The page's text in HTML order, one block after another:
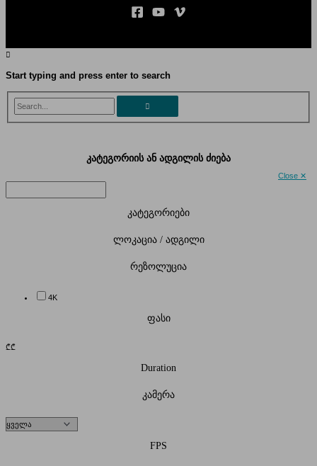
Start typing and press enter to search
Search...
Close ✕
კატეგორიის ან ადგილის ძიება
კატეგორიები
ლოკაცია / ადგილი
რეზოლუცია
4K
ფასი
₾₾
Duration
კამერა
FPS